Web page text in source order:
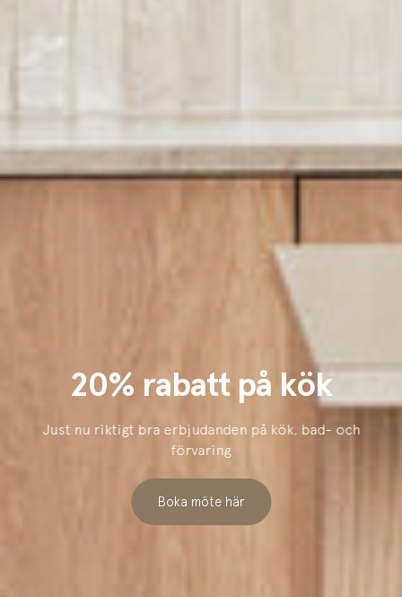
20% rabatt på kök
Just nu riktigt bra erbjudanden på kök, bad- och
förvaring
Boka möte här